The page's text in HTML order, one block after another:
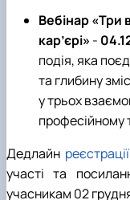
Вебінар «Три
кар’єрі» -
подія, яка
та глибину
у трьох
професійному
Дедлайн реєстрації
участі та
учасникам 02